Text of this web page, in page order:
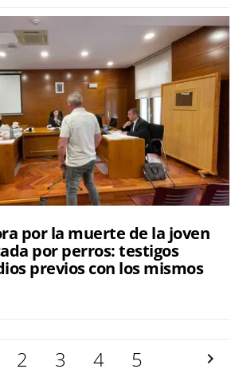
por la muerte de la joven
por perros: testigos
previos con los mismos
2 3 4 5